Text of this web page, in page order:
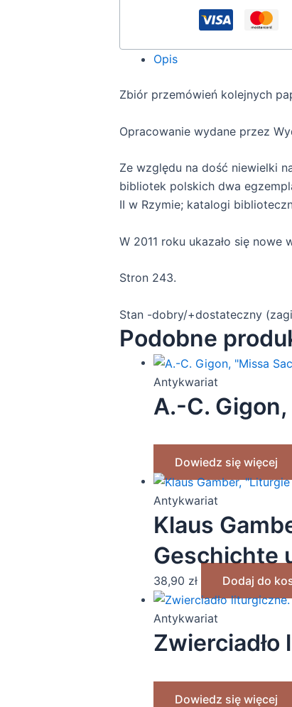
Opis
Zbiór przemówień kolejnych
Opracowanie wydane przez
Ze względu na dość niewielki
bibliotek polskich dwa
II w Rzymie; katalogi
W 2011 roku ukazało się
Stron 243.
Stan -dobry/+dostateczny
Podobne
Antykwariat
A.-C.
Dowiedz się więcej
Antykwariat
Klaus
Geschichte
38,90 zł
Dodaj do
Antykwariat
Dowiedz się więcej